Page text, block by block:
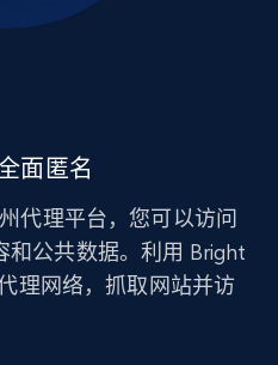
面匿名
代理平台，您可以访问
公共数据。利用 Bright
理网络，抓取网站并访